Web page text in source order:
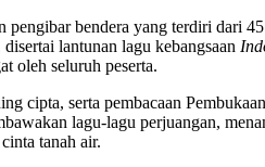
pengibar bendera yang terdiri dari
lantunan lagu kebangsaan
oleh seluruh peserta.
cipta, serta pembacaan
lagu-lagu perjuangan,
tanah air.